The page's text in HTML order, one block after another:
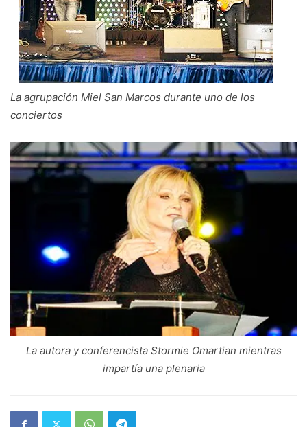
La agrupación Miel San Marcos durante uno de los
conciertos
La autora y conferencista Stormie Omartian mientras
impartía una plenaria